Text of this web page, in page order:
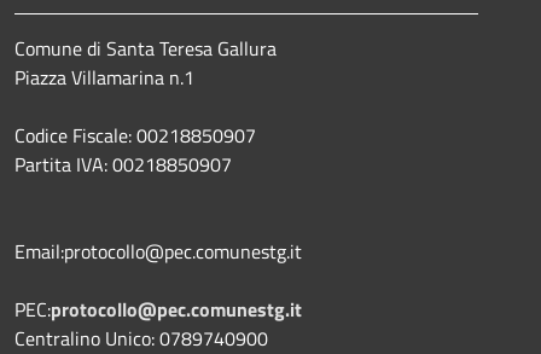
Comune di Santa Teresa Gallura
Piazza Villamarina n.1
Codice Fiscale: 00218850907
Partita IVA: 00218850907
Email:protocollo@pec.comunestg.it
PEC:protocollo@pec.comunestg.it
Centralino Unico: 0789740900